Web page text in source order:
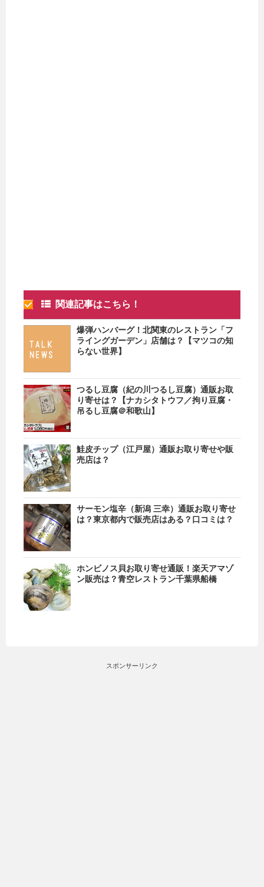
関連記事はこちら！
爆弾ハンバーグ！北関東のレストラン「フ
ライングガーデン」店舗は？【マツコの知
らない世界】
つるし豆腐（紀の川つるし豆腐）通販お取
り寄せは？【ナカシタトウフ／拘り豆腐・
吊るし豆腐＠和歌山】
鮭皮チップ（江戸屋）通販お取り寄せや販
売店は？
サーモン塩辛（新潟 三幸）通販お取り寄せ
は？東京都内で販売店はある？口コミは？
ホンビノス貝お取り寄せ通販！楽天アマゾ
ン販売は？青空レストラン千葉県船橋
スポンサーリンク